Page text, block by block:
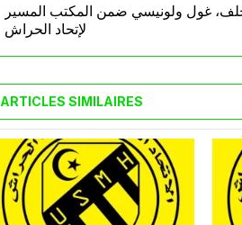
غول ولونيسي ضمن المكتب المسير
لإتحاد الحراش
ARTICLES SIMILAIRES